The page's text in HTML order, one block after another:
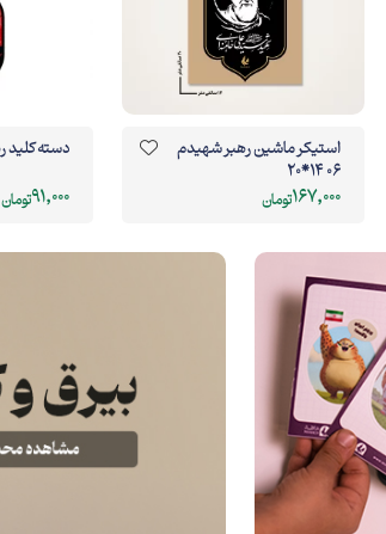
استیکر ماشین رهبر شهیدم
06 14*20
167,000تومان
دسته کلید رهبر شهیدم 5*3
91,000تومان